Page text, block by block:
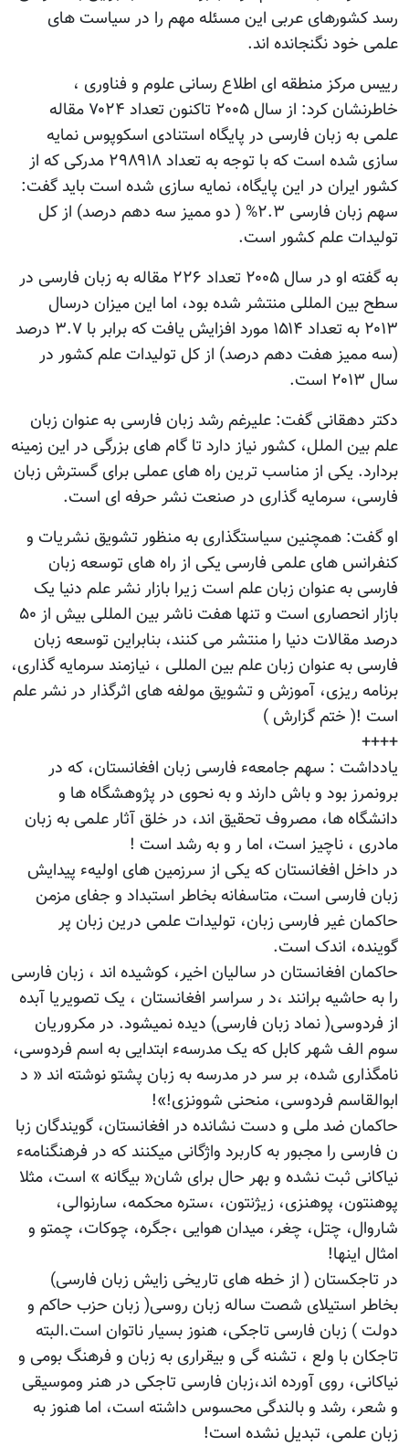
رسد کشورهای عربی این مسئله مهم را در سیاست های
علمی خود نگنجانده اند.
رییس مرکز منطقه ای اطلاع رسانی علوم و فناوری ،
خاطرنشان کرد: از سال ۲۰۰۵ تاکنون تعداد ۷۰۲۴ مقاله
علمی به زبان فارسی در پایگاه استنادی اسکوپوس نمایه
سازی شده است که با توجه به تعداد ۲۹۸۹۱۸ مدرکی که از
کشور ایران در این پایگاه، نمایه سازی شده است باید گفت:
سهم زبان فارسی ۲.۳% ( دو ممیز سه دهم درصد) از کل
تولیدات علم کشور است.
به گفته او در سال ۲۰۰۵ تعداد ۲۲۶ مقاله به زبان فارسی در
سطح بین المللی منتشر شده بود، اما این میزان درسال
۲۰۱۳ به تعداد ۱۵۱۴ مورد افزایش یافت که برابر با ۳.۷ درصد
(سه ممیز هفت دهم درصد) از کل تولیدات علم کشور در
سال ۲۰۱۳ است.
دکتر دهقانی گفت: علیرغم رشد زبان فارسی به عنوان زبان
علم بین الملل، کشور نیاز دارد تا گام های بزرگی در این زمینه
بردارد. یکی از مناسب ترین راه های عملی برای گسترش زبان
فارسی، سرمایه گذاری در صنعت نشر حرفه ای است.
او گفت: همچنین سیاستگذاری به منظور تشویق نشریات و
کنفرانس های علمی فارسی یکی از راه های توسعه زبان
فارسی به عنوان زبان علم است زیرا بازار نشر علم دنیا یک
بازار انحصاری است و تنها هفت ناشر بین المللی بیش از ۵۰
درصد مقالات دنیا را منتشر می کنند، بنابراین توسعه زبان
فارسی به عنوان زبان علم بین المللی ، نیازمند سرمایه گذاری،
برنامه ریزی، آموزش و تشویق مولفه های اثرگذار در نشر علم
است !( ختم گزارش )
++++
یادداشت : سهم جامعهء فارسی زبان افغانستان، که در
برونمرز بود و باش دارند و به نحوی در پژوهشگاه ها و
دانشگاه ها، مصروف تحقیق اند، در خلق آثار علمی به زبان
مادری ، ناچیز است، اما ر و به رشد است !
در داخل افغانستان که یکی از سرزمین های اولیهء پیدایش
زبان فارسی است، متاسفانه بخاطر استبداد و جفای مزمن
حاکمان غیر فارسی زبان، تولیدات علمی درین زبان پر
گوینده، اندک است.
حاکمان افغانستان در سالیان اخیر، کوشیده اند ، زبان فارسی
را به حاشیه برانند ،د ر سراسر افغانستان ، یک تصویریا آبده
از فردوسی( نماد زبان فارسی) دیده نمیشود. در مکروریان
سوم الف شهر کابل که یک مدرسهء ابتدایی به اسم فردوسی،
نامگذاری شده، بر سر در مدرسه به زبان پشتو نوشته اند « د
ابوالقاسم فردوسی، منحنی شوونزی!»!
حاکمان ضد ملی و دست نشانده در افغانستان، گویندگان زبا
ن فارسی را مجبور به کاربرد واژگانی میکنند که در فرهنگنامهء
نیاکانی ثبت نشده و بهر حال برای شان« بیگانه » است، مثلا
پوهنتون، پوهنزی، زیژنتون، ،ستره محکمه، سارنوالی،
شاروال، چتل، چغر، میدان هوایی ،جگره، چوکات، چمتو و
امثال اینها!
در تاجکستان ( از خطه های تاریخی زایش زبان فارسی)
بخاطر استیلای شصت ساله زبان روسی( زبان حزب حاکم و
دولت ) زبان فارسی تاجکی، هنوز بسیار ناتوان است.البته
تاجکان با ولع ، تشنه گی و بیقراری به زبان و فرهنگ بومی و
نیاکانی، روی آورده اند،زبان فارسی تاجکی در هنر وموسیقی
و شعر، رشد و بالندگی محسوس داشته است، اما هنوز به
زبان علمی، تبدیل نشده است!